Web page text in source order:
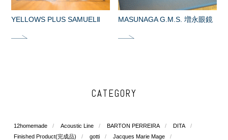
YELLOWS PLUS SAMUELⅡ MASUNAGA G.M.S. 増永眼鏡
CATEGORY
12homemade Acoustic Line BARTON PERREIRA
DITA
Finished Product(完成品)
gotti
Jacques Marie Mage